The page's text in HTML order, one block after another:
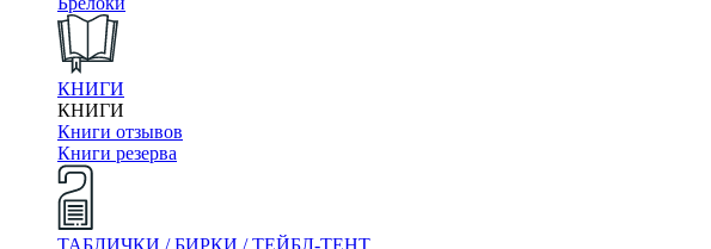
КНИГИ
КНИГИ
Книги отзывов
Книги резерва
ТАБЛИЧКИ / БИРКИ / ТЕЙБЛ-ТЕНТ